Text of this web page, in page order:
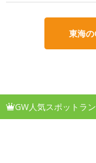
東海
GW人気スポットラ